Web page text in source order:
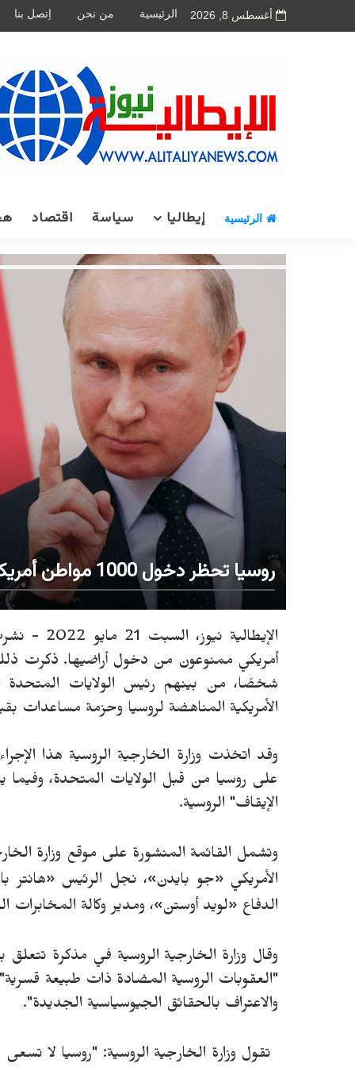
أغسطس 8, 2026 الرئيسية من نحن اِتصل بنا
الرئيسية إيطاليا سياسة اقتصاد
روسيا تحظر دخول 1000 مواطن أمريكي إلى أراضيها بينهم «جو بايدن»
الإيطالية نيوز، السبت 21 مايو 2022 - ن
أمريكي ممنوعون من دخول أراضيها. ذكرت
شخصًا، من بينهم رئيس الولايات المتحدة
الأمريكية المناهضة لروسيا وحزمة مساعدات بقيمة 40 مليار دولار
وقد اتخذت وزارة الخارجية الروسية هذا
على روسيا من قبل الولايات المتحدة، وفيما
الإيقاف" الروسية.
الأمريكي«جو بايدن»، نجل الرئيس«هانتر
الدفاع «لويد أوستن»، ومدير وكالة المخابرات
وقال وزارة الخارجية الروسية في مذكرة تتعلق
"العقوبات الروسية المضادة ذات طبيعة
والاعتراف بالحقائق الجيوسياسية الجديدة".
تقول وزارة الخارجية الروسية: "روسيا لا تسعى